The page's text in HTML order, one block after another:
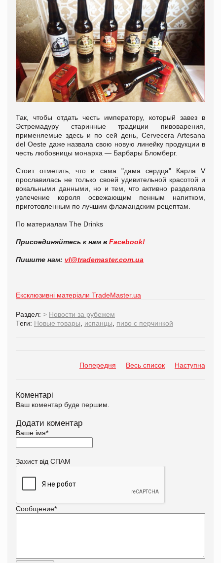
Так, чтобы отдать честь императору, который завез в
Эстремадуру старинные традиции пивоварения,
применяемые здесь и по сей день, Cervecera Artesana
del Oeste даже назвала свою новую линейку продукции в
честь любовницы монарха — Барбары Бломберг.
Стоит отметить, что и сама "дама сердца" Карла V
прославилась не только своей удивительной красотой и
вокальными данными, но и тем, что активно разделяла
увлечение короля освежающим пенным напитком,
приготовленным по лучшим фламандским рецептам.
По материалам The Drinks
Присоединяйтесь к нам в Facebook!
Пишите нам: vl@trademaster.com.ua
Ексклюзивні матеріали TradeMaster.ua
Раздел: > Новости за рубежем
Теги: Новые товары, испанцы, пиво с перчинкой
Попередня Весь список Наступна
Коментарі
Ваш коментар буде першим.
Додати коментар
Ваше імя*
Захист від СПАМ
Сообщение*